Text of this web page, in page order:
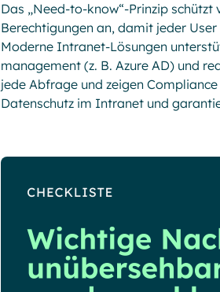
Das „Need-to-know“-Prinzip
Berechtigungen an, damit jeder
Moderne Intranet-Lösungen
management (z. B. Azure AD) und
jede Abfrage und zeigen
Datenschutz im Intranet und